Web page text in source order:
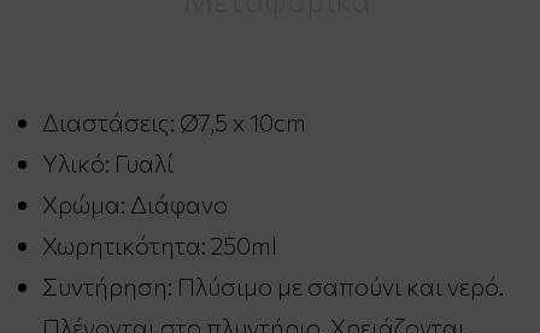
Διαστάσεις: Ø7,5 x 10cm
Υλικό: Γυαλί
Χρώμα: Διάφανο
Χωρητικότητα: 250ml
Συντήρηση: Πλύσιμο με σαπούνι και νερό.
Πλένονται στο πλυντήριο. Χρειάζονται